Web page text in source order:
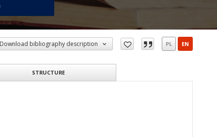
Download bibliography description PL EN
STRUCTURE